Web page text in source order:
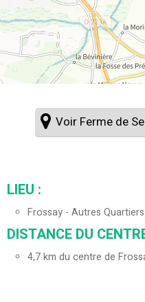
Voir Ferme de
LIEU :
Frossay - Autres Quartiers
DISTANCE DU
4,7km du centre de